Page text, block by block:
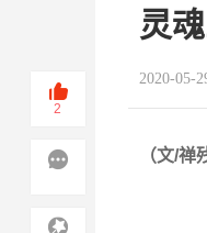
灵
2020-05-
（文/禅
2